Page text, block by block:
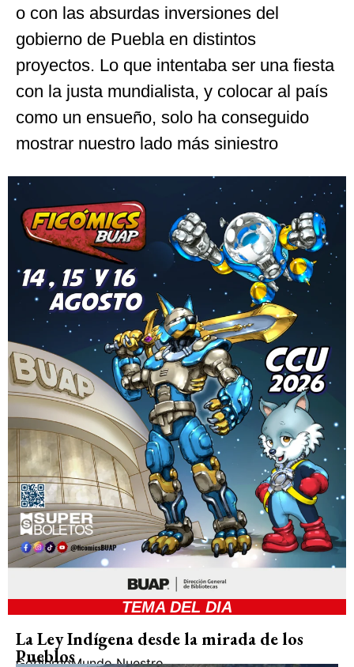
o con las absurdas inversiones del
gobierno de Puebla en distintos
proyectos. Lo que intentaba ser una fiesta
con la justa mundialista, y colocar al país
como un ensueño, solo ha conseguido
mostrar nuestro lado más siniestro
TEMA DEL DIA
La Ley Indígena desde la mirada de los
Pueblos
GobiernoMundo Nuestro